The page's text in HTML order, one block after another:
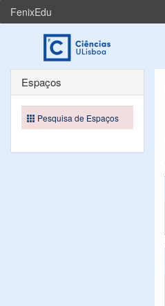
FenixEdu
Espaços
Pesquisa de Espaços